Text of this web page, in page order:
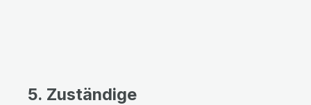
5. Zuständige